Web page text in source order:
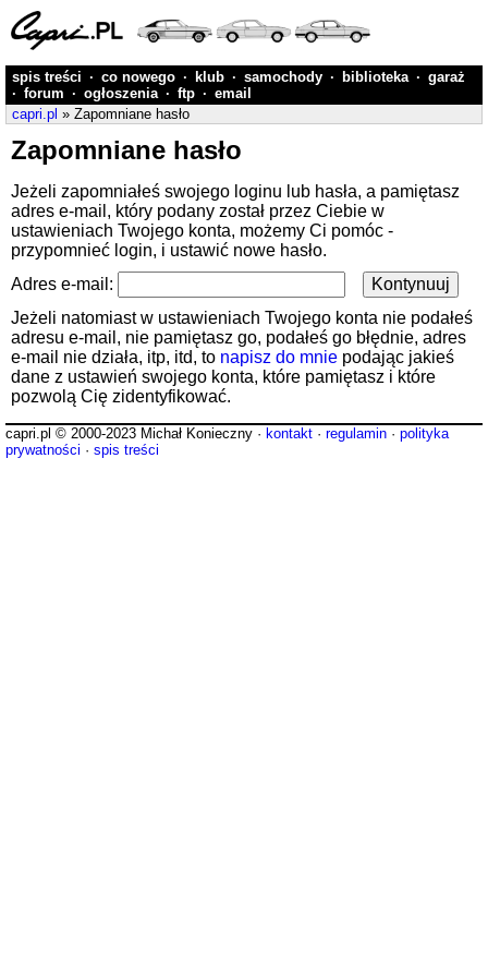
spis treści · co nowego · klub · samochody · biblioteka · garaż
· forum · ogłoszenia · ftp · email
capri.pl » Zapomniane hasło
Zapomniane hasło
Jeżeli zapomniałeś swojego loginu lub hasła, a pamiętasz
adres e-mail, który podany został przez Ciebie w
ustawieniach Twojego konta, możemy Ci pomóc -
przypomnieć login, i ustawić nowe hasło.
Adres e-mail:
Jeżeli natomiast w ustawieniach Twojego konta nie podałeś
adresu e-mail, nie pamiętasz go, podałeś go błędnie, adres
e-mail nie działa, itp, itd, to napisz do mnie podając jakieś
dane z ustawień swojego konta, które pamiętasz i które
pozwolą Cię zidentyfikować.
capri.pl © 2000-2023 Michał Konieczny · kontakt · regulamin · polityka
prywatności · spis treści